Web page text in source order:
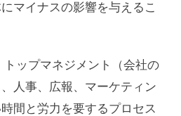
マイナスの影響を与えるこ
トップマネジメント（会社の
人事、広報、マーケティン
間と労力を要するプロセス